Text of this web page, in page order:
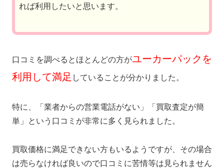
れば利用したいと思います。
口コミを調べるとほとんどの方がユーカーパックを
利用して満足 していることが分かりました。
特に、「業者からの営業電話がない」「買取査定が簡
単」という口コミが非常に多く見られました。
買取価格に満足できない方もいるようですが、その場合
は売らなければ良いので口コミに苦情等は見られません